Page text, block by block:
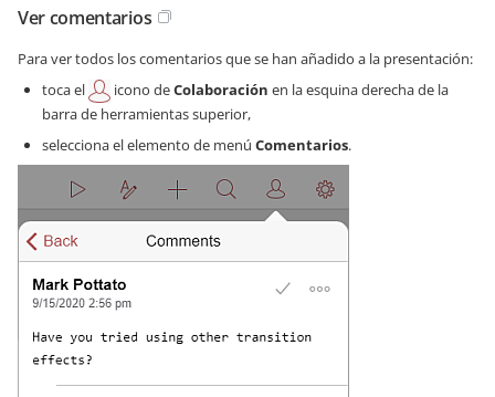
Ver comentarios
Para ver todos los comentarios que se han añadido a la presentación:
toca el
icono deColaboración en la esquina derecha de la
barra de herramientas superior,
selecciona el elemento de menú Comentarios.